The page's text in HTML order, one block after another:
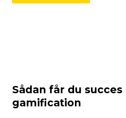
Sådan får du succes
gamification